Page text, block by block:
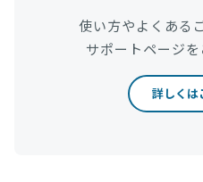
使い方やよくある
サポートページを
詳しくは